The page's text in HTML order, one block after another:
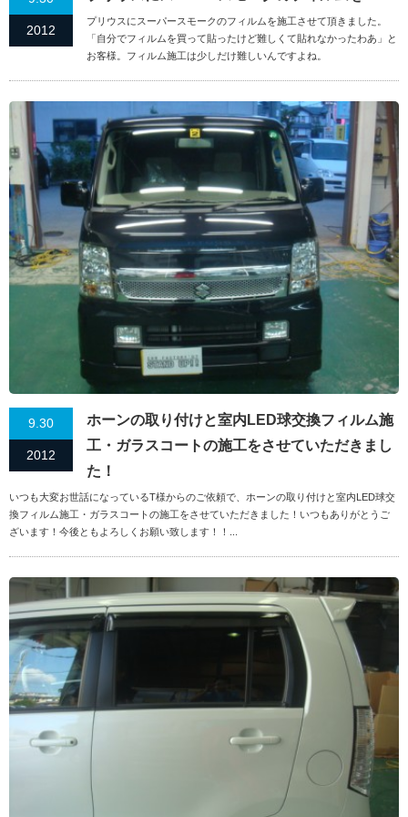
2012
プリウスにスーパースモークのフィルムを施工させて頂きました。
「自分でフィルムを買って貼ったけど難しくて貼れなかったわあ」と
お客様。フィルム施工は少しだけ難しいんですよね。
9.30
2012
ホーンの取り付けと室内LED球交換フィルム施
工・ガラスコートの施工をさせていただきまし
た！
いつも大変お世話になっているT様からのご依頼で、ホーンの取り付けと室内LED球交
換フィルム施工・ガラスコートの施工をさせていただきました！いつもありがとうご
ざいます！今後ともよろしくお願い致します！！...